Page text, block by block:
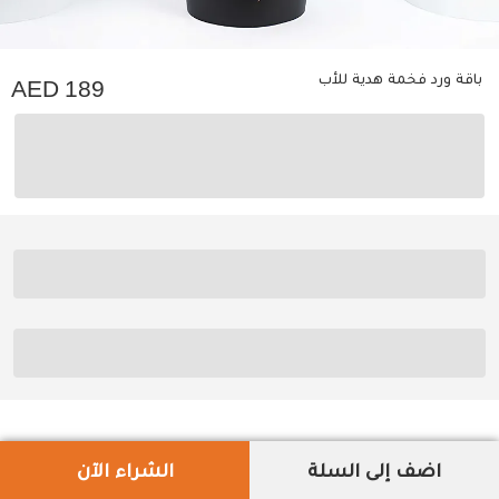
باقة ورد فخمة هدية للأب 189
اضف إلى السلة الشراء الآن